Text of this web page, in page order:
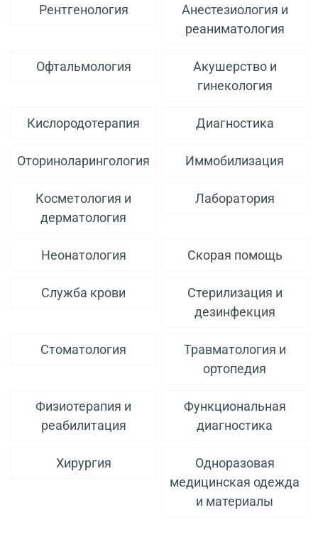
Рентгенология
Анестезиология и
реаниматология
Офтальмология
Акушерство и
гинекология
Кислородотерапия Диагностика
Оториноларингология Иммобилизация
Косметология и
дерматология
Лаборатория
Неонатология Скорая помощь
Служба крови
Стерилизация и
дезинфекция
Стоматология
Травматология и
ортопедия
Физиотерапия и
реабилитация
Функциональная
диагностика
Хирургия
Одноразовая
медицинская одежда
и материалы